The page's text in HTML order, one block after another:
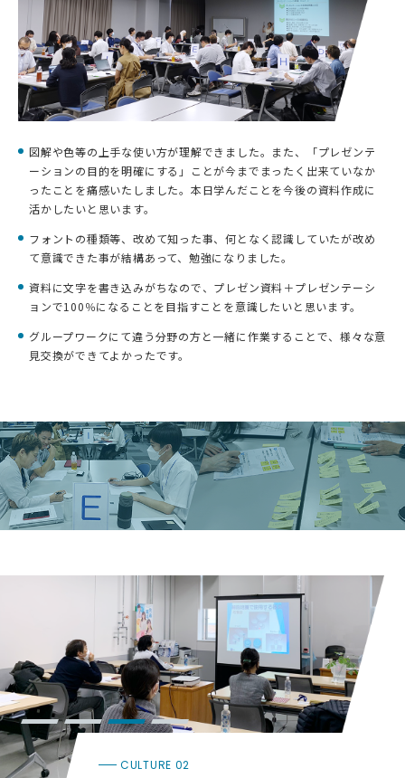
図解や色等の上手な使い方が理解できました。また、「プレゼンテ
ーションの目的を明確にする」ことが今までまったく出来ていなか
ったことを痛感いたしました。本日学んだことを今後の資料作成に
活かしたいと思います。
フォントの種類等、改めて知った事、何となく認識していたが改め
て意識できた事が結構あって、勉強になりました。
資料に文字を書き込みがちなので、プレゼン資料＋プレゼンテーシ
ョンで100％になることを目指すことを意識したいと思います。
グループワークにて違う分野の方と一緒に作業することで、様々な意
見交換ができてよかったです。
CULTURE 02